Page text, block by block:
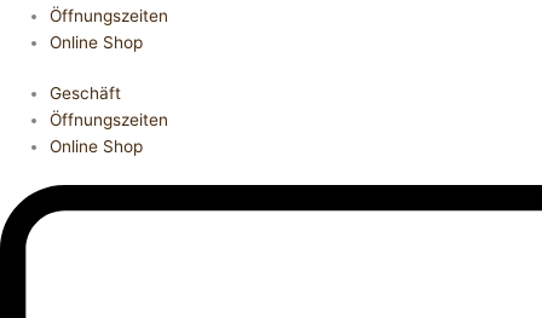
Öffnungszeiten
Online Shop
Geschäft
Öffnungszeiten
Online Shop